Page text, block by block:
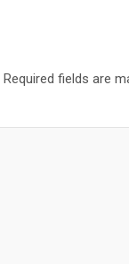
Required fields are